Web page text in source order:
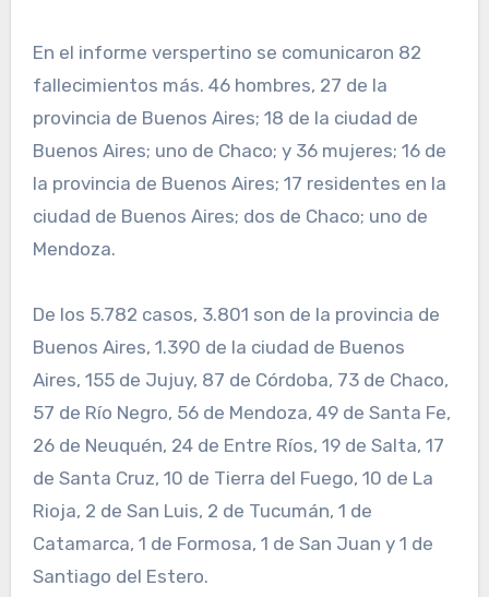
En el informe verspertino se comunicaron 82
fallecimientos más. 46 hombres, 27 de la
provincia de Buenos Aires; 18 de la ciudad de
Buenos Aires; uno de Chaco; y 36 mujeres; 16 de
la provincia de Buenos Aires; 17 residentes en la
ciudad de Buenos Aires; dos de Chaco; uno de
Mendoza.
De los 5.782 casos, 3.801 son de la provincia de
Buenos Aires, 1.390 de la ciudad de Buenos
Aires, 155 de Jujuy, 87 de Córdoba, 73 de Chaco,
57 de Río Negro, 56 de Mendoza, 49 de Santa Fe,
26 de Neuquén, 24 de Entre Ríos, 19 de Salta, 17
de Santa Cruz, 10 de Tierra del Fuego, 10 de La
Rioja, 2 de San Luis, 2 de Tucumán, 1 de
Catamarca, 1 de Formosa, 1 de San Juan y 1 de
Santiago del Estero.